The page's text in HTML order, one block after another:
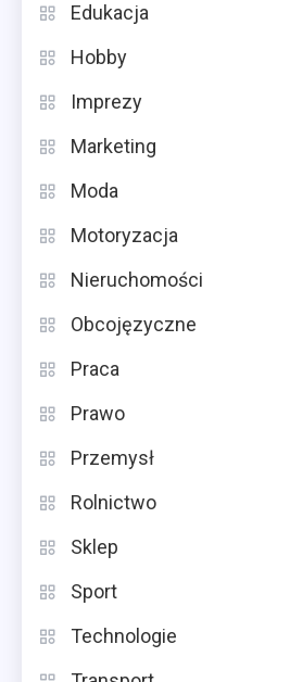
Edukacja
Hobby
Imprezy
Marketing
Moda
Motoryzacja
Nieruchomości
Obcojęzyczne
Praca
Prawo
Przemysł
Rolnictwo
Sklep
Sport
Technologie